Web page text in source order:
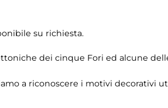
su richiesta.
dei cinque Fori ed alcune
a riconoscere i motivi decorativi